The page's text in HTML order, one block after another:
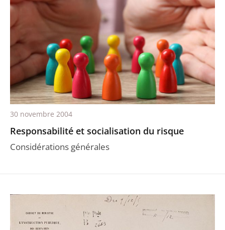
Responsabilité et socialisation du risque
Considérations générales
30 novembre 2004